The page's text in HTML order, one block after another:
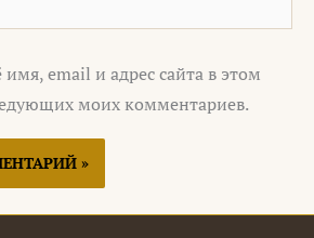
email и адрес сайта в этом
моих комментариев.